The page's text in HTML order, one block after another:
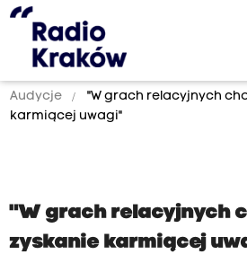
Audycje
"W grach relacyjnych
karmiącej uwagi"
"W grach relacyjnych
zyskanie karmiącej